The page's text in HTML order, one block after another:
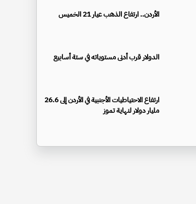
الأردن.. ارتفاع الذهب عيار 21 الخميس
الدولار قرب أدنى مستوياته في ستة أسابيع
ارتفاع الاحتياطيات الأجنبية في الأردن إلى 26.6
مليار دولار لنهاية تموز